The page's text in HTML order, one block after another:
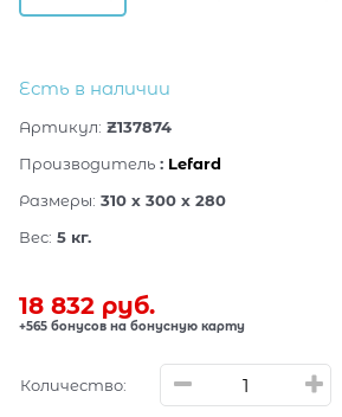
Есть в наличии
Артикул: Z137874
Производитель : Lefard
Размеры: 310 x 300 x 280
Вес: 5 кг.
18 832 руб.
+565 бонусов на бонусную карту
Количество: